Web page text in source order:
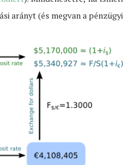
arányt (és megvan a pénzügyi